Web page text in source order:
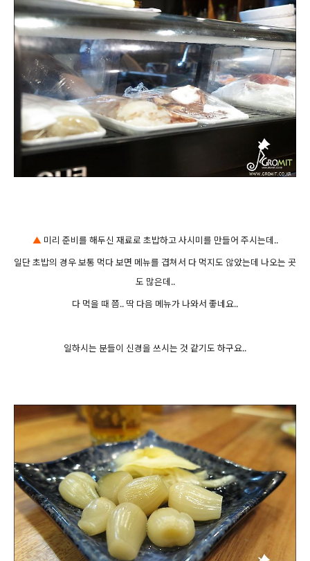
▲ 미리 준비를 해두신 재료로 초밥하고 사시미를 만들어 주시는데..
일단 초밥의 경우 보통 먹다 보면 메뉴를 겹쳐서 다 먹지도 않았는데 나오는 곳
도 많은데..
다 먹을 때 쯤.. 딱 다음 메뉴가 나와서 좋네요..
일하시는 분들이 신경을 쓰시는 것 같기도 하구요..